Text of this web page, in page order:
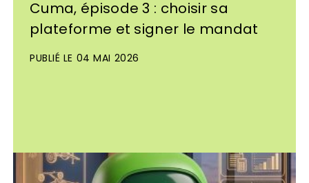
Cuma, épisode 3 : choisir sa
plateforme et signer le mandat
PUBLIÉ LE 04 MAI 2026